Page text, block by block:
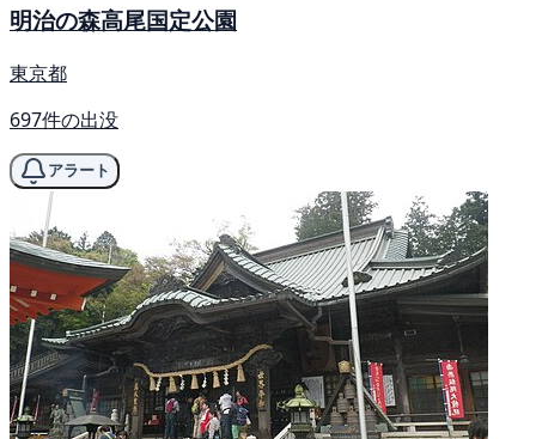
明治の森高尾国定公園
東京都
697件の出没
アラート